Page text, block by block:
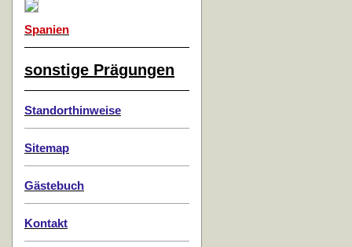
Spanien
sonstige Prägungen
Standorthinweise
Sitemap
Gästebuch
Kontakt